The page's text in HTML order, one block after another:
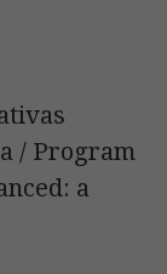
/ Program
a